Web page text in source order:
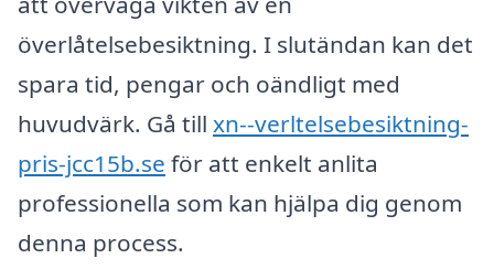
överlåtelsebesiktning. I slutändan kan det
spara tid, pengar och oändligt med
huvudvärk. Gå till xn--verltelsebesiktning-
pris-jcc15b.se för att enkelt anlita
professionella som kan hjälpa dig genom
denna process.